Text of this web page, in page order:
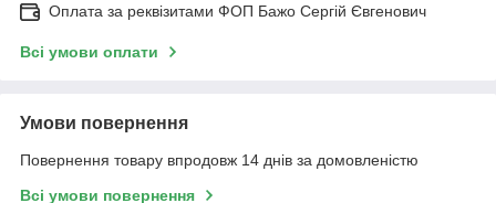
Оплата за реквізитами ФОП Бажо Сергій Євгенович
Всі умови оплати
Умови повернення
Повернення товару впродовж 14 днів за домовленістю
Всі умови повернення